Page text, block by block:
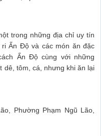
trong những địa chỉ uy tín
Ấn Độ và các món ăn đặc
Ấn Độ cùng với những
dê, tôm, cá, nhưng khi ăn lại
Phường Phạm Ngũ Lão,